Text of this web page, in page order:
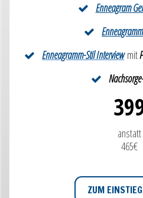
Enneagram
Enneagramm-Stil Interviewmit
anstatt
465€
ZUM